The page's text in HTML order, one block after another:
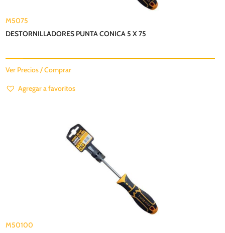
M5075
DESTORNILLADORES PUNTA CONICA 5 X 75
Ver Precios / Comprar
Agregar a favoritos
M50100